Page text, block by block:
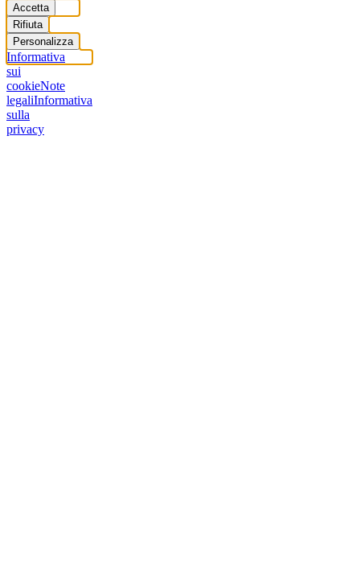
Accetta
Rifiuta
Personalizza
Informativa
sui
cookieNote
legaliInformativa
sulla
privacy